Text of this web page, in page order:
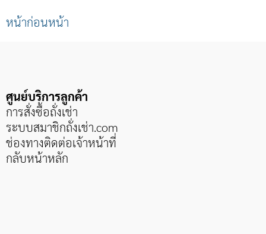
หน้าก่อนหน้า
ศูนย์บริการลูกค้า
การสั่งซื้อถั่งเช่า
ระบบสมาชิกถั่งเช่า.com
ช่องทางติดต่อเจ้าหน้าที่
กลับหน้าหลัก